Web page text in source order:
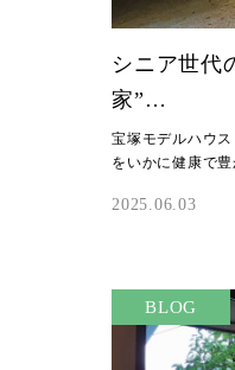
シニア世代
家”…
宝塚モデルハウ
をいかに健康で
2025.06.03
BLOG